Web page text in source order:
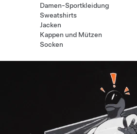
Damen-Sportkleidung
Sweatshirts
Jacken
Kappen und Mützen
Socken